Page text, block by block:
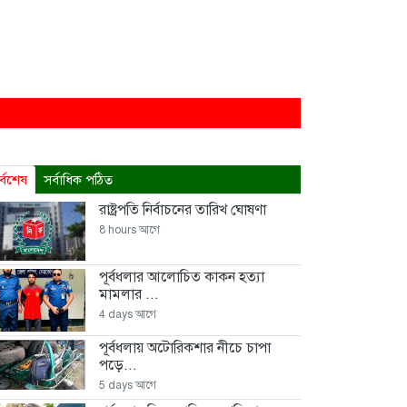
জয়গান
বাবাকে জরিমানা
পরিবারকে সহায়তা ওয়ালটন প্লাজার
সর্বাধিক পঠিত
রাষ্ট্রপতি নির্বাচনের তারিখ ঘোষণা
8 hours আগে
পূর্বধলার আলোচিত কাকন হত্যা
মামলার ...
4 days আগে
পূর্বধলায় অটোরিকশার নীচে চাপা
পড়ে...
5 days আগে